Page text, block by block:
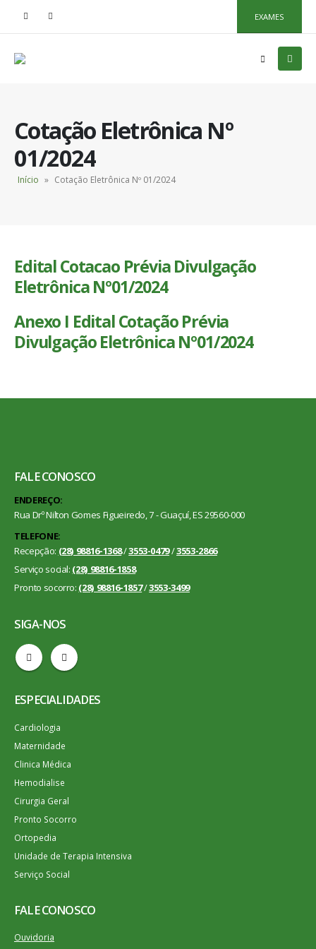
EXAMES
Cotação Eletrônica Nº
01/2024
Início » Cotação Eletrônica Nº 01/2024
Edital Cotacao Prévia Divulgação
Eletrônica Nº01/2024
Anexo I Edital Cotação Prévia
Divulgação Eletrônica Nº01/2024
FALE CONOSCO
ENDEREÇO:
Rua Drº Nilton Gomes Figueiredo, 7 - Guaçuí, ES 29560-000
TELEFONE:
Recepção: (28) 98816-1368/3553-0479/3553-2866
Serviço social: (28) 98816-1858
Pronto socorro: (28) 98816-1857/3553-3499
SIGA-NOS
ESPECIALIDADES
Cardiologia
Maternidade
Clinica Médica
Hemodialise
Cirurgia Geral
Pronto Socorro
Ortopedia
Unidade de Terapia Intensiva
Serviço Social
FALE CONOSCO
Ouvidoria